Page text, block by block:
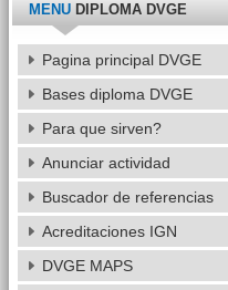
MENUDIPLOMA DVGE
Pagina principal DVGE
Bases diploma DVGE
Para que sirven?
Anunciar actividad
Buscador de referencias
Acreditaciones IGN
DVGE MAPS